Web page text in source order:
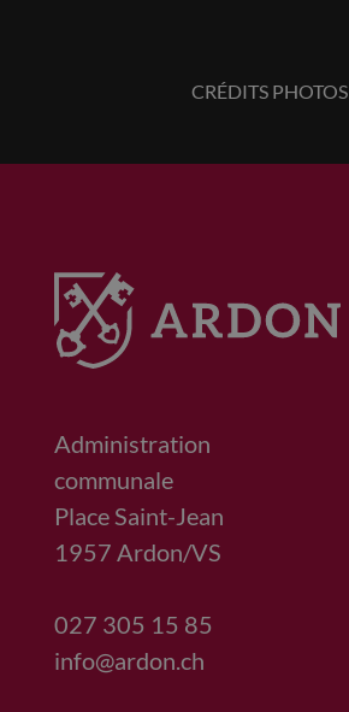
CRÉDITS PHOTOS
Administration
communale
Place Saint-Jean
1957 Ardon/VS
027 305 15 85
info@ardon.ch